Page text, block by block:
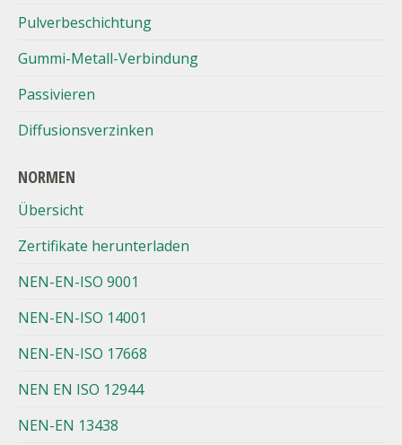
Pulverbeschichtung
Gummi-Metall-Verbindung
Passivieren
Diffusionsverzinken
NORMEN
Übersicht
Zertifikate herunterladen
NEN-EN-ISO 9001
NEN-EN-ISO 14001
NEN-EN-ISO 17668
NEN EN ISO 12944
NEN-EN 13438